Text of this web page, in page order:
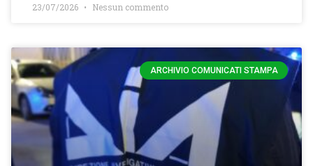
23/07/2026 Nessun commento
ARCHIVIO COMUNICATI STAMPA